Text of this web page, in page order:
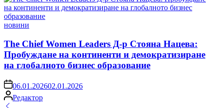
Posted
новини
The Chief Women Leaders Д-р Стояна Нацева:
Пробуждане на континенти и демократизиране
на глобалното бизнес образование
on06.01.202602.01.2026
Posted
by
Редактор